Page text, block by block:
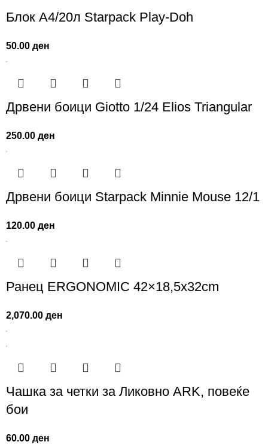
Блок А4/20л Starpack Play-Doh
50.00ден
Дрвени боици Giotto 1/24 Elios Triangular
250.00ден
Дрвени боици Starpack Minnie Mouse 12/1
120.00ден
Ранец ERGONOMIC 42×18,5x32cm
2,070.00ден
Чашка за четки за Ликовно ARK, повеќе
бои
60.00ден